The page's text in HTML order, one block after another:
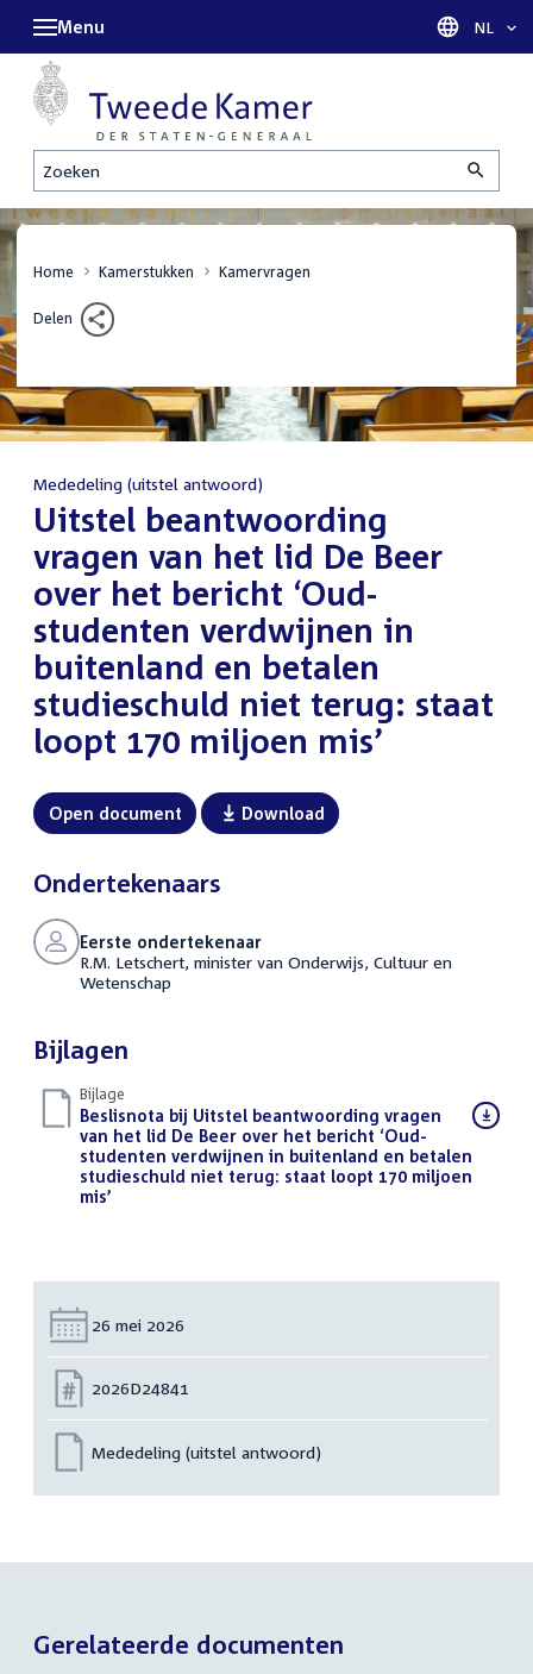
Zoeken
Menu Taal
NL
Home Kamerstukken Kamervragen
Delen
Mededeling (uitstel antwoord)
:Uitstel beantwoording
vragen van het lid De Beer
over het bericht ‘Oud-
studenten verdwijnen in
buitenland en betalen
studieschuld niet terug: staat
loopt 170 miljoen mis’
Open document Download
Ondertekenaars
Eerste ondertekenaar
R.M. Letschert, minister van Onderwijs, Cultuur en
Wetenschap
Bijlagen
Bijlage
Download
bestand:
Beslisnota bij Uitstel beantwoording vragen
van het lid De Beer over het bericht ‘Oud-
studenten verdwijnen in buitenland en betalen
studieschuld niet terug: staat loopt 170 miljoen
mis’
Datum:
26 mei 2026
Nummer:
2026D24841
Mededeling (uitstel antwoord)
Gerelateerde documenten